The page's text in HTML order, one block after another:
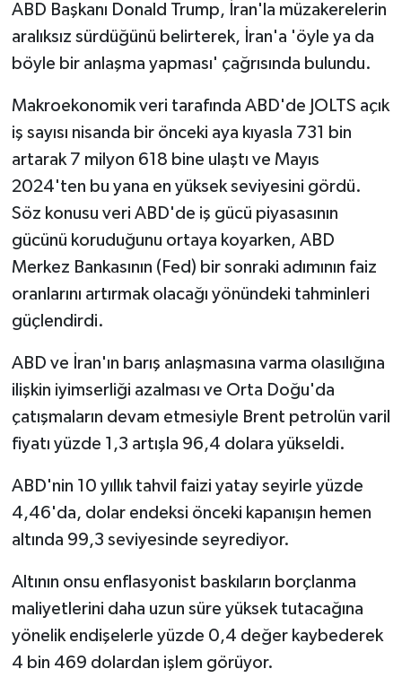
ABD Başkanı Donald Trump, İran'la müzakerelerin
aralıksız sürdüğünü belirterek, İran'a 'öyle ya da
böyle bir anlaşma yapması' çağrısında bulundu.
Makroekonomik veri tarafında ABD'de JOLTS açık
iş sayısı nisanda bir önceki aya kıyasla 731 bin
artarak 7 milyon 618 bine ulaştı ve Mayıs
2024'ten bu yana en yüksek seviyesini gördü.
Söz konusu veri ABD'de iş gücü piyasasının
gücünü koruduğunu ortaya koyarken, ABD
Merkez Bankasının (Fed) bir sonraki adımının faiz
oranlarını artırmak olacağı yönündeki tahminleri
güçlendirdi.
ABD ve İran'ın barış anlaşmasına varma olasılığına
ilişkin iyimserliği azalması ve Orta Doğu'da
çatışmaların devam etmesiyle Brent petrolün varil
fiyatı yüzde 1,3 artışla 96,4 dolara yükseldi.
ABD'nin 10 yıllık tahvil faizi yatay seyirle yüzde
4,46'da, dolar endeksi önceki kapanışın hemen
altında 99,3 seviyesinde seyrediyor.
Altının onsu enflasyonist baskıların borçlanma
maliyetlerini daha uzun süre yüksek tutacağına
yönelik endişelerle yüzde 0,4 değer kaybederek
4 bin 469 dolardan işlem görüyor.